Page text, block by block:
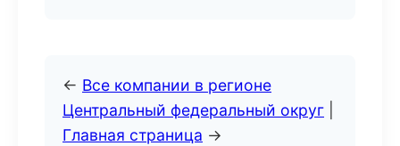
← Все компании в регионе
Центральный федеральный округ
Главная страница →